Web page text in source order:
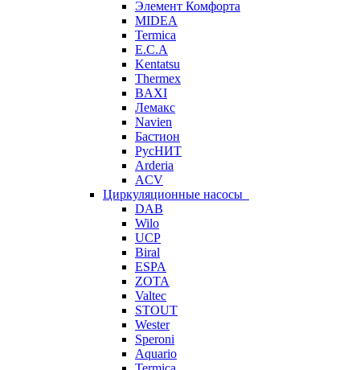
Элемент Комфорта
MIDEA
Termica
E.C.A
Kentatsu
Thermex
BAXI
Лемакс
Navien
Бастион
РусНИТ
Arderia
ACV
Циркуляционные насосы
DAB
Wilo
UCP
Biral
ESPA
ZOTA
Valtec
STOUT
Wester
Speroni
Aquario